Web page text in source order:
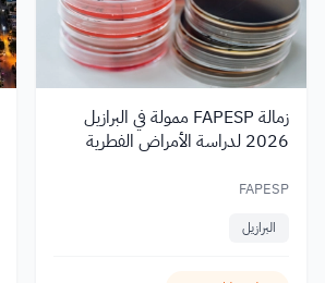
زمالة FAPESP ممولة في البرازيل
2026 لدراسة الأمراض الفطرية
FAPESP
البرازيل